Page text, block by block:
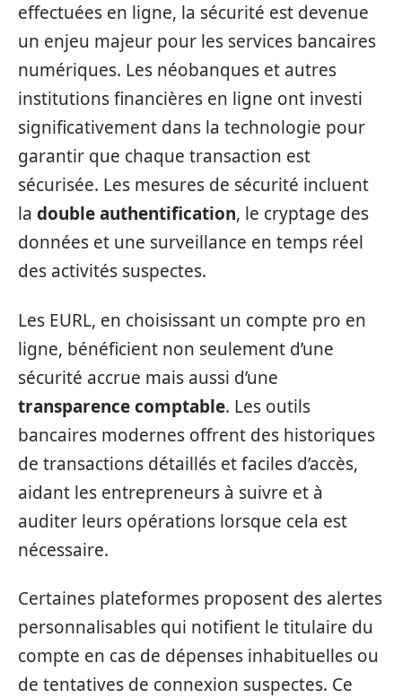
effectuées en ligne, la sécurité est devenue
un enjeu majeur pour les services bancaires
numériques. Les néobanques et autres
institutions financières en ligne ont investi
significativement dans la technologie pour
garantir que chaque transaction est
sécurisée. Les mesures de sécurité incluent
la double authentification, le cryptage des
données et une surveillance en temps réel
des activités suspectes.
Les EURL, en choisissant un compte pro en
ligne, bénéficient non seulement d’une
sécurité accrue mais aussi d’une
transparence comptable. Les outils
bancaires modernes offrent des historiques
de transactions détaillés et faciles d’accès,
aidant les entrepreneurs à suivre et à
auditer leurs opérations lorsque cela est
nécessaire.
Certaines plateformes proposent des alertes
personnalisables qui notifient le titulaire du
compte en cas de dépenses inhabituelles ou
de tentatives de connexion suspectes. Ce